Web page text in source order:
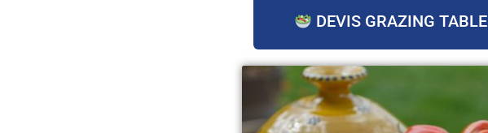
DEVIS GRAZING TABLE